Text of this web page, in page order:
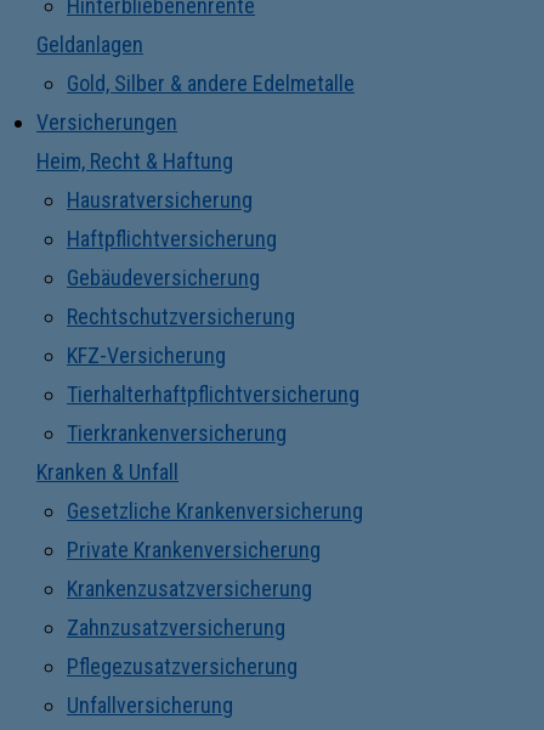
Hinterbliebenenrente
Geldanlagen
Gold, Silber & andere Edelmetalle
Versicherungen
Heim, Recht & Haftung
Hausratversicherung
Haftpflichtversicherung
Gebäudeversicherung
Rechtschutzversicherung
KFZ-Versicherung
Tierhalterhaftpflichtversicherung
Tierkrankenversicherung
Kranken & Unfall
Gesetzliche Krankenversicherung
Private Krankenversicherung
Krankenzusatzversicherung
Zahnzusatzversicherung
Pflegezusatzversicherung
Unfallversicherung